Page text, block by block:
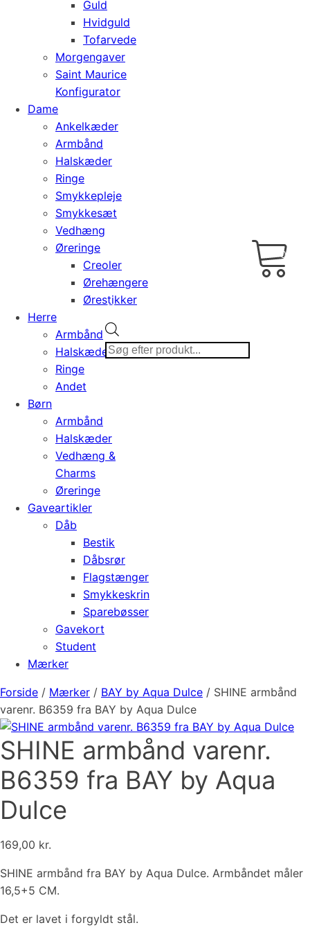
Guld
Hvidguld
Tofarvede
Morgengaver
Saint Maurice
Konfigurator
Dame
Ankelkæder
Armbånd
Halskæder
Ringe
Smykkepleje
Smykkesæt
Vedhæng
Øreringe
Creoler
Ørehængere
Ørestikker
Herre
Armbånd
Halskæder
Ringe
Andet
Børn
Armbånd
Halskæder
Vedhæng &
Charms
Øreringe
Gaveartikler
Dåb
Bestik
Dåbsrør
Flagstænger
Smykkeskrin
Sparebøsser
Gavekort
Student
Mærker
search
0,00
Forside / Mærker / BAY by Aqua Dulce / SHINE armbånd
varenr. B6359 fra BAY by Aqua Dulce
SHINE armbånd varenr.
B6359 fra BAY by Aqua
Dulce
169,00 kr.
SHINE armbånd fra BAY by Aqua Dulce. Armbåndet måler
16,5+5 CM.
Det er lavet i forgyldt stål.